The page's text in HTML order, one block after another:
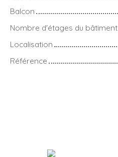
Balcon
Nombre d'étages du bâtiment
Localisation
Référence